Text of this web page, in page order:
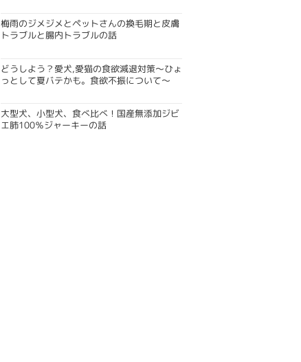
梅雨のジメジメとペットさんの換毛期と皮膚
トラブルと腸内トラブルの話
どうしよう？愛犬,愛猫の食欲減退対策〜ひょ
っとして夏バテかも。食欲不振について〜
大型犬、小型犬、食べ比べ！国産無添加ジビ
エ肺100％ジャーキーの話